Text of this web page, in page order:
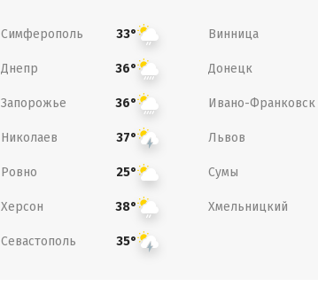
Симферополь 33° Винница
Днепр 36° Донецк
Запорожье 36° Ивано-Франковск
Николаев 37° Львов
Ровно 25° Сумы
Херсон 38° Хмельницкий
Севастополь 35°